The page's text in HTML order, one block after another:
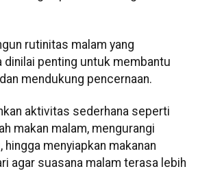
rutinitas malam yang
dinilai penting untuk membantu
mendukung pencernaan.
aktivitas sederhana seperti
makan malam, mengurangi
hingga menyiapkan makanan
agar suasana malam terasa lebih